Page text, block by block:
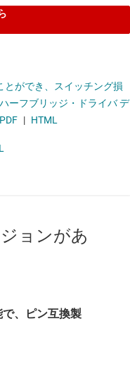
とができ、スイッチング損
ーフブリッジ・ドライバ デ
PDF | HTML
ョンがあ
、ピン互換製